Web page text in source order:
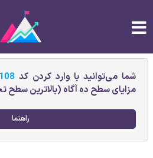
شما می‌توانید با وارد کردن کد
مزایای سطح ده آگاه (بالاترین سطح
راهنما